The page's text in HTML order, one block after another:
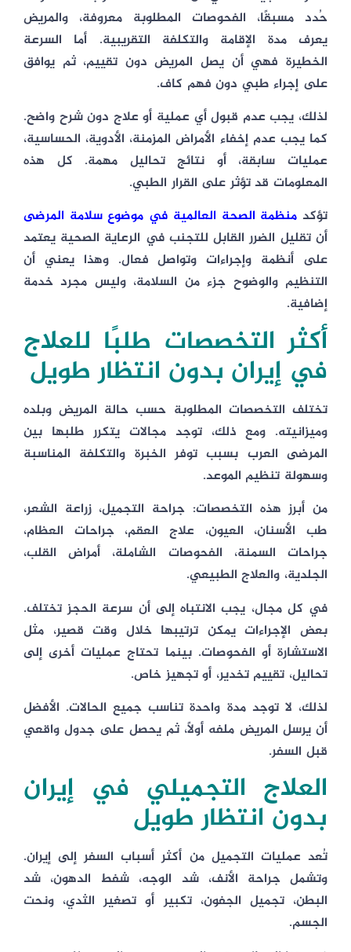
حُدد مسبقًا، الفحوصات المطلوبة معروفة، والمريض
يعرف مدة الإقامة والتكلفة التقريبية. أما السرعة
الخطيرة فهي أن يصل المريض دون تقييم، ثم يوافق
على إجراء طبي دون فهم كاف.
لذلك، يجب عدم قبول أي عملية أو علاج دون شرح واضح.
كما يجب عدم إخفاء الأمراض المزمنة، الأدوية، الحساسية،
عمليات سابقة، أو نتائج تحاليل مهمة. كل هذه
المعلومات قد تؤثر على القرار الطبي.
تؤكد منظمة الصحة العالمية في موضوع سلامة المرضى
أن تقليل الضرر القابل للتجنب في الرعاية الصحية يعتمد
على أنظمة وإجراءات وتواصل فعال. وهذا يعني أن
التنظيم والوضوح جزء من السلامة، وليس مجرد خدمة
إضافية.
أكثر التخصصات طلبًا للعلاج
في إيران بدون انتظار طويل
تختلف التخصصات المطلوبة حسب حالة المريض وبلده
وميزانيته. ومع ذلك، توجد مجالات يتكرر طلبها بين
المرضى العرب بسبب توفر الخبرة والتكلفة المناسبة
وسهولة تنظيم الموعد.
من أبرز هذه التخصصات: جراحة التجميل، زراعة الشعر،
طب الأسنان، العيون، علاج العقم، جراحات العظام،
جراحات السمنة، الفحوصات الشاملة، أمراض القلب،
الجلدية، والعلاج الطبيعي.
في كل مجال، يجب الانتباه إلى أن سرعة الحجز تختلف.
بعض الإجراءات يمكن ترتيبها خلال وقت قصير، مثل
الاستشارة أو الفحوصات. بينما تحتاج عمليات أخرى إلى
تحاليل، تقييم تخدير، أو تجهيز خاص.
لذلك، لا توجد مدة واحدة تناسب جميع الحالات. الأفضل
أن يرسل المريض ملفه أولًا، ثم يحصل على جدول واقعي
قبل السفر.
العلاج التجميلي في إيران
بدون انتظار طويل
تُعد عمليات التجميل من أكثر أسباب السفر إلى إيران.
وتشمل جراحة الأنف، شد الوجه، شفط الدهون، شد
البطن، تجميل الجفون، تكبير أو تصغير الثدي، ونحت
الجسم.